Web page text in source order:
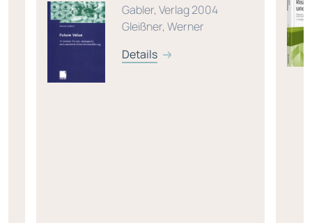
Gabler, Verlag 2004
Gleißner, Werner